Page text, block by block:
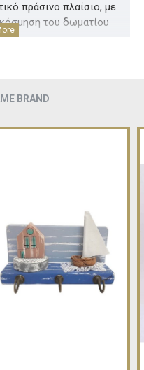
πράσινο πλαίσιο, με
του δωματίου
BRAND